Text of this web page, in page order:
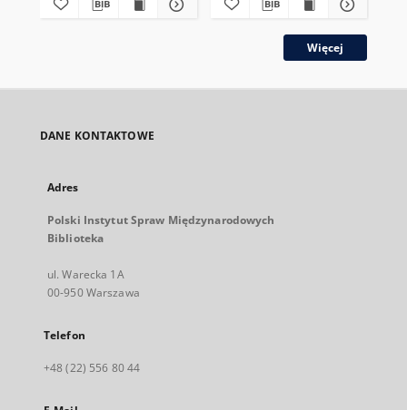
Więcej
DANE KONTAKTOWE
Adres
Polski Instytut Spraw Międzynarodowych
Biblioteka
ul. Warecka 1A
00-950 Warszawa
Telefon
+48 (22) 556 80 44